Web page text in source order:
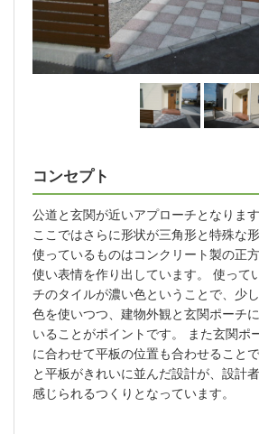
コンセプト
公道と玄関が近いアプローチとなります
ここではさらに形状が三角形と特殊な
使っているものはコンクリート製の正
使い表情を作り出しています。 使って
チのタイルが濃い色ということで、少
色を使いつつ、建物外観と玄関ポーチ
いることがポイントです。
また玄関ポ
に合わせて平板の位置も合わせること
と平板がきれいに並んだ設計が、設計
感じられるつくりとなっています。